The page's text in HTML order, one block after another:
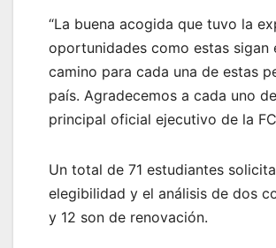
“La buena acogida que tuvo la
oportunidades como estas sigan
camino para cada una de estas
país. Agradecemos a cada uno
principal oficial ejecutivo de la
Un total de 71 estudiantes
elegibilidad y el análisis de dos
y 12 son de renovación.